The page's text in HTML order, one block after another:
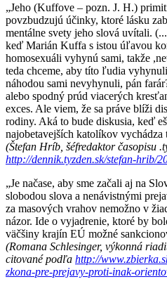
„Jeho (Kuffove – pozn. J. H.)
povzbudzujú účinky, ktoré lásku
mentálne svety jeho slová uvítali.
keď Marián Kuffa s istou úľavou
homosexuáli vyhynú sami, takže
teda chceme, aby títo ľudia
náhodou sami nevyhynuli, pán
alebo spodný prúd viacerých
exces. Ale viem, že sa práve blíži
rodiny. Aká to bude diskusia, keď
najobetavejších katolíkov vychádza
(Štefan Hríb, šéfredaktor časopisu
http://dennik.tyzden.sk/stefan-hrib/
„Je načase, aby sme začali aj na
slobodou slova a nenávistnými
za masových vrahov nemožno v
názor. Ide o vyjadrenie, ktoré by
väčšiny krajín EÚ možné
(Romana Schlesinger, výkonná
citované podľa http://
zkona-pre-prejavy-proti-inak-